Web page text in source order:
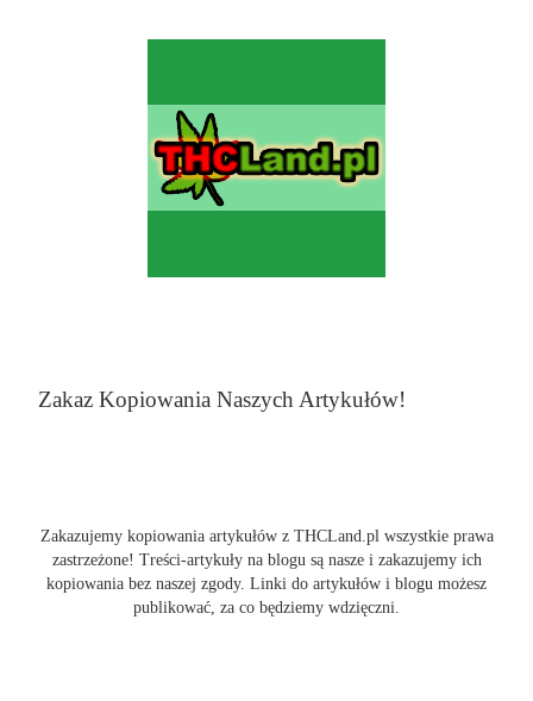
Zakaz Kopiowania Naszych Artykułów!
Zakazujemy kopiowania artykułów z THCLand.pl wszystkie prawa
zastrzeżone! Treści-artykuły na blogu są nasze i zakazujemy ich
kopiowania bez naszej zgody. Linki do artykułów i blogu możesz
publikować, za co będziemy wdzięczni.